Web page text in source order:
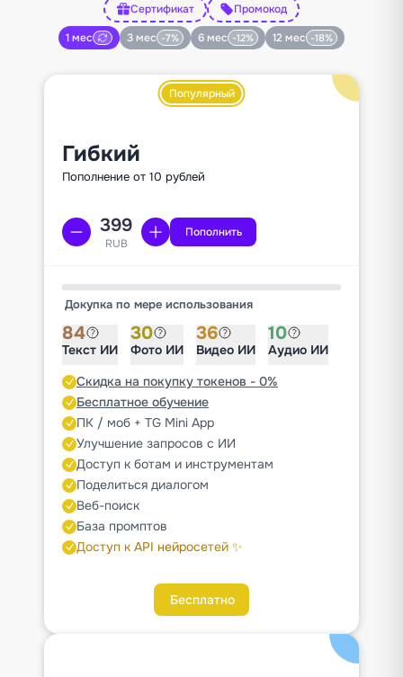
Сертификат
1 мес
3 мес -7% 6 мес -12% 12 мес -18%
Промокод
Популярный
Гибкий
Пополнение от 10 рублей
RUB
Пополнить
Докупка по мере использования
84
Текст ИИ
30
Фото ИИ
36
Видео ИИ
10
Аудио ИИ
Скидка на покупку токенов - 0%
Бесплатное обучение
ПК / моб + TG Mini App
Улучшение запросов с ИИ
Доступ к ботам и инструментам
Поделиться диалогом
Веб-поиск
База промптов
Доступ к API нейросетей ✨
Бесплатно